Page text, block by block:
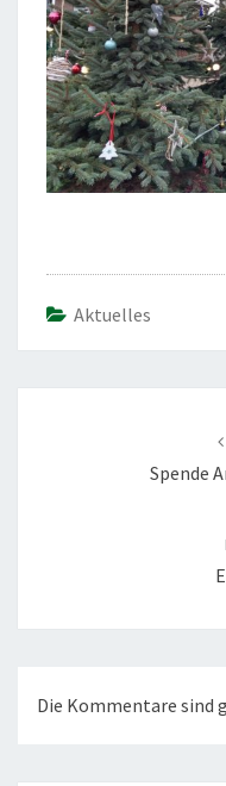
Aktuelles
Spende
Die Kommentare sind